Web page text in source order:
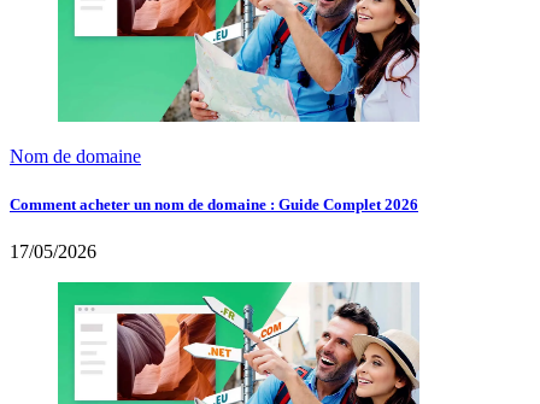
Nom de domaine
Comment acheter un nom de domaine : Guide Complet 2026
17/05/2026